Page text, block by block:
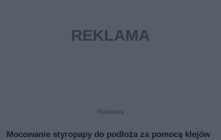
Mocowanie styropapy do podłoża za pomocą klejów